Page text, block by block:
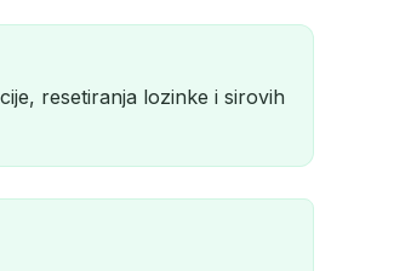
resetiranja lozinke i sirovih